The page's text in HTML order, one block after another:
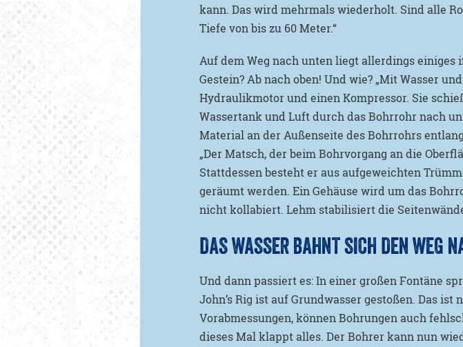
kann. Das wird mehrmals wiederholt. Sind alle
Tiefe von bis zu 60 Meter.“
Auf dem Weg nach unten liegt allerdings einiges
Gestein? Ab nach oben! Und wie? „Mit Wasser
Hydraulikmotor und einen Kompressor. Sie
Wassertank und Luft durch das Bohrrohr nach
Material an der Außenseite des Bohrrohrs
„Der Matsch, der beim Bohrvorgang an die
Stattdessen besteht er aus aufgeweichten
geräumt werden. Ein Gehäuse wird um das
nicht kollabiert. Lehm stabilisiert die
DAS WASSER BAHNT SICH DEN WEG
Und dann passiert es: In einer großen Fontäne
John’s Rig ist auf Grundwasser gestoßen. Das
Vorabmessungen, können Bohrungen auch
dieses Mal klappt alles. Der Bohrer kann nun